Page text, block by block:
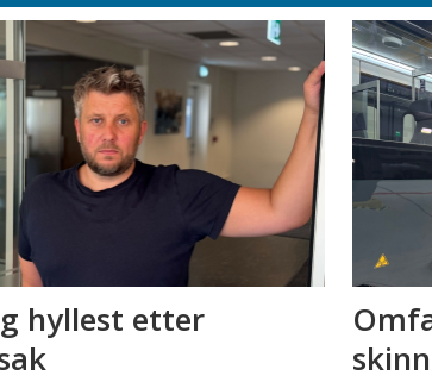
hyllest etter